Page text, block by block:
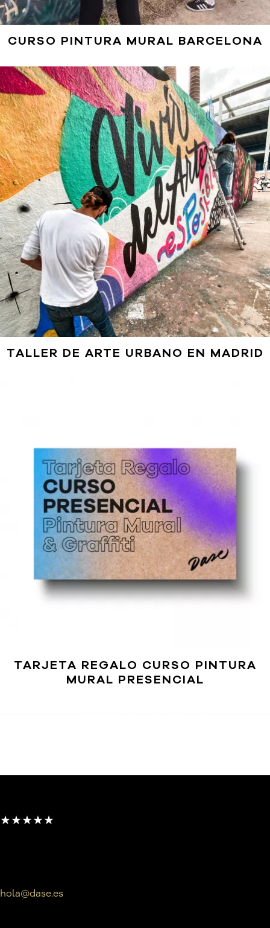
CURSO PINTURA MURAL BARCELONA
TALLER DE ARTE URBANO EN MADRID
TARJETA REGALO CURSO PINTURA
MURAL PRESENCIAL
★★★★★
hola@dase.es